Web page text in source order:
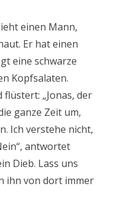
einen Mann,
Er hat einen
eine schwarze
Kopfsalaten.
flüstert: „Jonas, der
ganze Zeit um,
Ich verstehe nicht,
antwortet
Dieb. Lass uns
ihn von dort immer